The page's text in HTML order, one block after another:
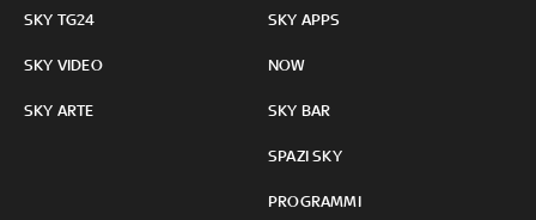
SKY TG24
SKY VIDEO
SKY ARTE
SKY APPS
NOW
SKY BAR
SPAZI SKY
PROGRAMMI